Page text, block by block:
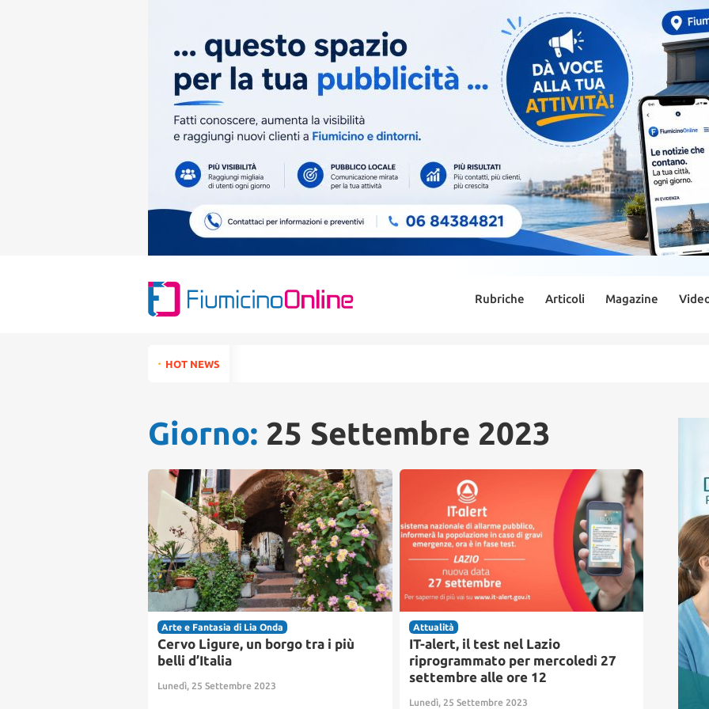
Rubriche Articoli Magazine
for:HOT NEWS
Giorno: 25 Settembre 2023
Arte e Fantasia di Lia Onda
Cervo Ligure, un borgo tra i più
belli d’Italia
Lunedì, 25 Settembre 2023
Attualità
IT-alert, il test nel Lazio
riprogrammato per mercoledì 27
settembre alle ore 12
Lunedì, 25 Settembre 2023